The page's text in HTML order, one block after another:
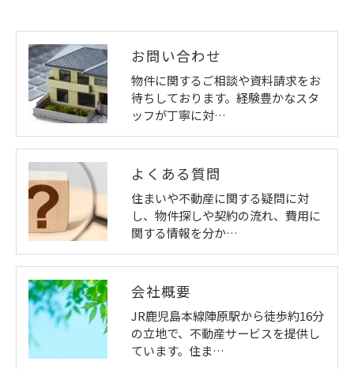
お問い合わせ
物件に関するご相談や資料請求をお
待ちしております。経験豊かなスタ
ッフが丁寧に対…
よくある質問
住まいや不動産に関する疑問に対
し、物件探しや契約の流れ、費用に
関する情報を分か…
会社概要
JR鹿児島本線陣原駅から徒歩約16分
の立地で、不動産サービスを提供し
ています。住ま…